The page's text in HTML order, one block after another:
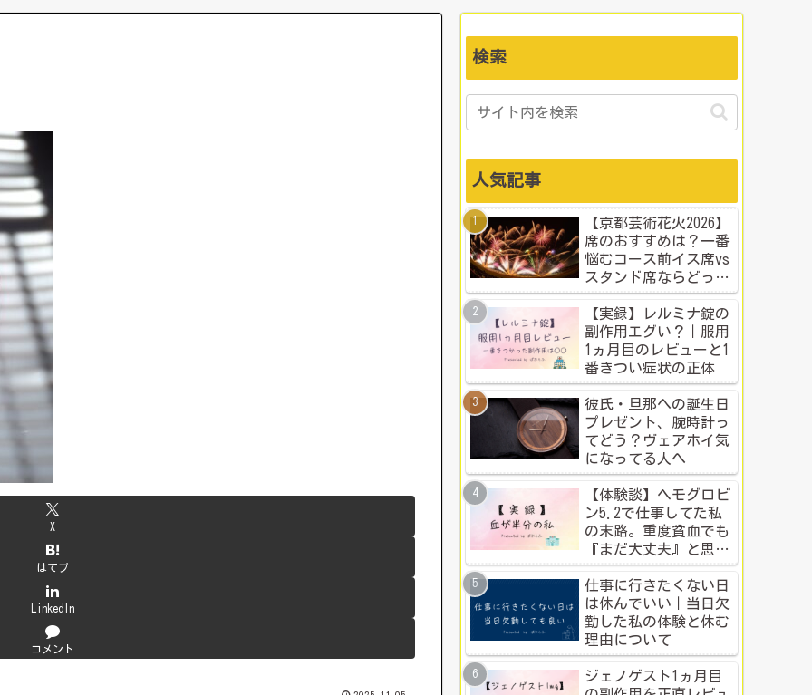
X
はてブ
LinkedIn
コメント
検索
人気記事
【京都芸術花火2026】
席のおすすめは？一番
悩むコース前イス席vs
スタンド席ならどっ
ち？本音比較！
【実録】レルミナ錠の
副作用エグい？｜服用
1ヵ月目のレビューと1
番きつい症状の正体
彼氏・旦那への誕生日
プレゼント、腕時計っ
てどう？ヴェアホイ気
になってる人へ
【体験談】ヘモグロビ
ン5.2で仕事してた私
の末路。重度貧血でも
『まだ大丈夫』と思う
人のための警告
仕事に行きたくない日
は休んでいい｜当日欠
勤した私の体験と休む
理由について
ジェノゲスト1ヵ月目